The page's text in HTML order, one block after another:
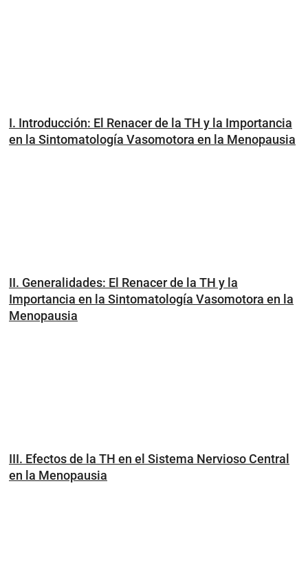
I. Introducción: El Renacer de la TH y la Importancia
en la Sintomatología Vasomotora en la Menopausia
II. Generalidades: El Renacer de la TH y la
Importancia en la Sintomatología Vasomotora en la
Menopausia
III. Efectos de la TH en el Sistema Nervioso Central
en la Menopausia